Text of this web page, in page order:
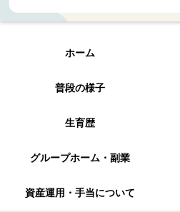
ホーム
普段の様子
生育歴
グループホーム・副業
資産運用・手当について